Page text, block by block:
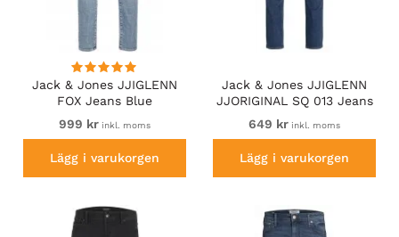
Jack & Jones JJIGLENN
FOX Jeans Blue
999 krinkl. moms
Lägg i varukorgen
Jack & Jones JJIGLENN
JJORIGINAL SQ 013 Jeans
Blue Denim
649 kr inkl. moms
Lägg i varukorgen